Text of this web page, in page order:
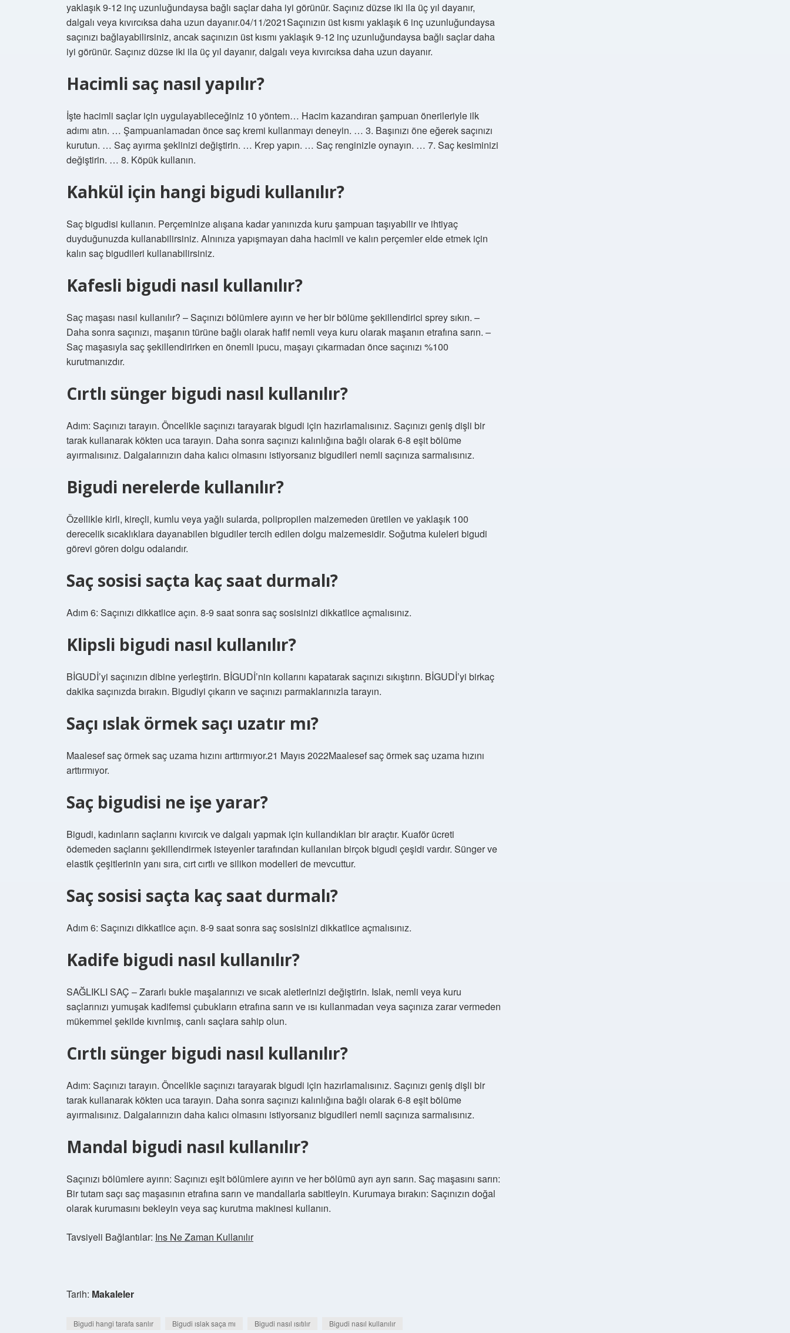
yaklaşık 9-12 inç uzunluğundaysa bağlı saçlar daha iyi görünür. Saçınız düzse iki ila üç yıl dayanır,
dalgalı veya kıvırcıksa daha uzun dayanır.04/11/2021Saçınızın üst kısmı yaklaşık 6 inç uzunluğundaysa
saçınızı bağlayabilirsiniz, ancak saçınızın üst kısmı yaklaşık 9-12 inç uzunluğundaysa bağlı saçlar daha
iyi görünür. Saçınız düzse iki ila üç yıl dayanır, dalgalı veya kıvırcıksa daha uzun dayanır.
Hacimli saç nasıl yapılır?
İşte hacimli saçlar için uygulayabileceğiniz 10 yöntem… Hacim kazandıran şampuan önerileriyle ilk
adımı atın. … Şampuanlamadan önce saç kremi kullanmayı deneyin. … 3. Başınızı öne eğerek saçınızı
kurutun. … Saç ayırma şeklinizi değiştirin. … Krep yapın. … Saç renginizle oynayın. … 7. Saç kesiminizi
değiştirin. … 8. Köpük kullanın.
Kahkül için hangi bigudi kullanılır?
Saç bigudisi kullanın. ‌Perçeminize alışana kadar yanınızda kuru şampuan taşıyabilir ve ihtiyaç
duyduğunuzda kullanabilirsiniz. Alnınıza yapışmayan daha hacimli ve kalın perçemler elde etmek için
kalın saç bigudileri kullanabilirsiniz.
Kafesli bigudi nasıl kullanılır?
Saç maşası nasıl kullanılır? – Saçınızı bölümlere ayırın ve her bir bölüme şekillendirici sprey sıkın. –
Daha sonra saçınızı, maşanın türüne bağlı olarak hafif nemli veya kuru olarak maşanın etrafına sarın. –
Saç maşasıyla saç şekillendirirken en önemli ipucu, maşayı çıkarmadan önce saçınızı %100
kurutmanızdır.
Cırtlı sünger bigudi nasıl kullanılır?
Adım: Saçınızı tarayın. Öncelikle saçınızı tarayarak bigudi için hazırlamalısınız. Saçınızı geniş dişli bir
tarak kullanarak kökten uca tarayın. Daha sonra saçınızı kalınlığına bağlı olarak 6-8 eşit bölüme
ayırmalısınız. Dalgalarınızın daha kalıcı olmasını istiyorsanız bigudileri nemli saçınıza sarmalısınız.
Bigudi nerelerde kullanılır?
Özellikle kirli, kireçli, kumlu veya yağlı sularda, polipropilen malzemeden üretilen ve yaklaşık 100
derecelik sıcaklıklara dayanabilen bigudiler tercih edilen dolgu malzemesidir. Soğutma kuleleri bigudi
görevi gören dolgu odalarıdır.
Saç sosisi saçta kaç saat durmalı?
Adım 6: Saçınızı dikkatlice açın. 8-9 saat sonra saç sosisinizi dikkatlice açmalısınız.
Klipsli bigudi nasıl kullanılır?
BİGUDİ’yi saçınızın dibine yerleştirin. BİGUDİ’nin kollarını kapatarak saçınızı sıkıştırın. BİGUDİ’yi birkaç
dakika saçınızda bırakın. Bigudiyi çıkarın ve saçınızı parmaklarınızla tarayın.
Saçı ıslak örmek saçı uzatır mı?
Maalesef saç örmek saç uzama hızını arttırmıyor.21 Mayıs 2022Maalesef saç örmek saç uzama hızını
arttırmıyor.
Saç bigudisi ne işe yarar?
Bigudi, kadınların saçlarını kıvırcık ve dalgalı yapmak için kullandıkları bir araçtır. Kuaför ücreti
ödemeden saçlarını şekillendirmek isteyenler tarafından kullanılan birçok bigudi çeşidi vardır. Sünger ve
elastik çeşitlerinin yanı sıra, cırt cırtlı ve silikon modelleri de mevcuttur.
Saç sosisi saçta kaç saat durmalı?
Adım 6: Saçınızı dikkatlice açın. 8-9 saat sonra saç sosisinizi dikkatlice açmalısınız.
Kadife bigudi nasıl kullanılır?
SAĞLIKLI SAÇ – Zararlı bukle maşalarınızı ve sıcak aletlerinizi değiştirin. Islak, nemli veya kuru
saçlarınızı yumuşak kadifemsi çubukların etrafına sarın ve ısı kullanmadan veya saçınıza zarar vermeden
mükemmel şekilde kıvrılmış, canlı saçlara sahip olun.
Cırtlı sünger bigudi nasıl kullanılır?
Adım: Saçınızı tarayın. Öncelikle saçınızı tarayarak bigudi için hazırlamalısınız. Saçınızı geniş dişli bir
tarak kullanarak kökten uca tarayın. Daha sonra saçınızı kalınlığına bağlı olarak 6-8 eşit bölüme
ayırmalısınız. Dalgalarınızın daha kalıcı olmasını istiyorsanız bigudileri nemli saçınıza sarmalısınız.
Mandal bigudi nasıl kullanılır?
Saçınızı bölümlere ayırın: Saçınızı eşit bölümlere ayırın ve her bölümü ayrı ayrı sarın. Saç maşasını sarın:
Bir tutam saçı saç maşasının etrafına sarın ve mandallarla sabitleyin. Kurumaya bırakın: Saçınızın doğal
olarak kurumasını bekleyin veya saç kurutma makinesi kullanın.
Tavsiyeli Bağlantılar: Ins Ne Zaman Kullanılır
Tarih: Makaleler
Bigudi hangi tarafa sarılır Bigudi ıslak saça mı Bigudi nasıl ısıtılır Bigudi nasıl kullanılır